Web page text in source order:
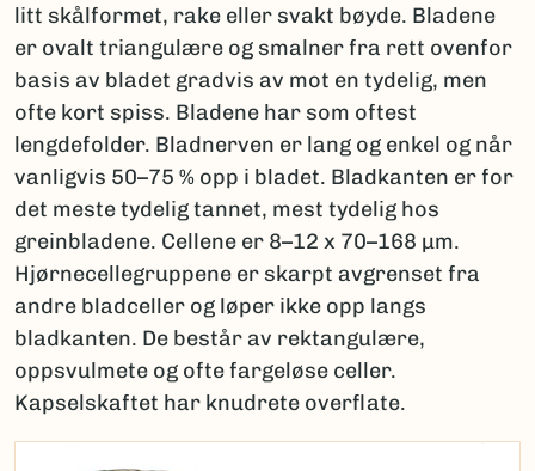
litt skålformet, rake eller svakt bøyde. Bladene
er ovalt triangulære og smalner fra rett ovenfor
basis av bladet gradvis av mot en tydelig, men
ofte kort spiss. Bladene har som oftest
lengdefolder. Bladnerven er lang og enkel og når
vanligvis 50–75 % opp i bladet. Bladkanten er for
det meste tydelig tannet, mest tydelig hos
greinbladene. Cellene er 8–12 x 70–168 µm.
Hjørnecellegruppene er skarpt avgrenset fra
andre bladceller og løper ikke opp langs
bladkanten. De består av rektangulære,
oppsvulmete og ofte fargeløse celler.
Kapselskaftet har knudrete overflate.